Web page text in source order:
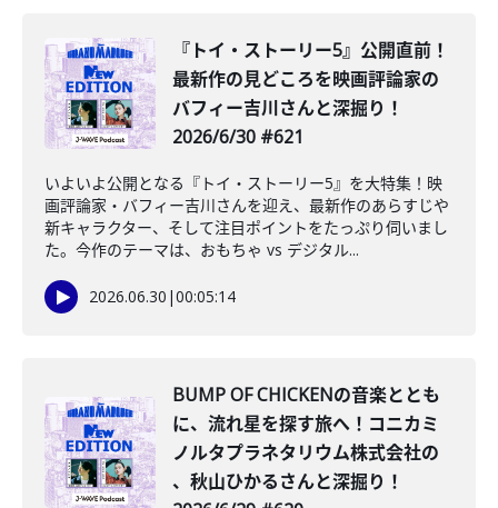
『トイ・ストーリー5』公開直前！
最新作の見どころを映画評論家の
バフィー吉川さんと深掘り！
2026/6/30 #621
いよいよ公開となる『トイ・ストーリー5』を大特集！映
画評論家・バフィー吉川さんを迎え、最新作のあらすじや
新キャラクター、そして注目ポイントをたっぷり伺いまし
た。今作のテーマは、おもちゃ vs デジタル...
2026.06.30 |00:05:14
BUMP OF CHICKENの音楽ととも
に、流れ星を探す旅へ！コニカミ
ノルタプラネタリウム株式会社の
、秋山ひかるさんと深掘り！